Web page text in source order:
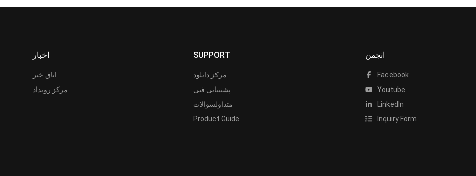
اخبار
اتاق خبر
مرکز رویداد
SUPPORT
مرکز دانلود
پشتیبانی فنی
متداولسوالات
Product Guide
انجمن
Facebook
Youtube
LinkedIn
Inquiry Form